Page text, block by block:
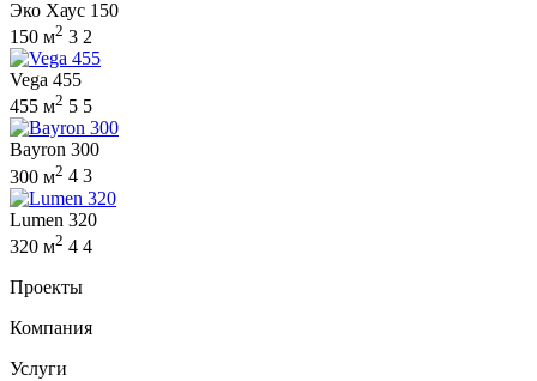
Эко Хаус 150
150 м2 3 2
Vega 455
455 м2 5 5
Bayron 300
300 м2 4 3
Lumen 320
320 м2 4 4
Проекты
Компания
Услуги